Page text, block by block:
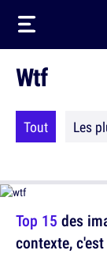
Wtf
Tout Les
Top 15 des
contexte,